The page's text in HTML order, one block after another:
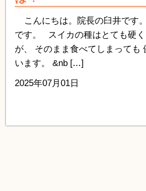
こんにちは。院長の臼井です
です。 スイカの種はとても硬
が、 そのまま食べてしまっても
います。 &nb […]
2025年07月01日